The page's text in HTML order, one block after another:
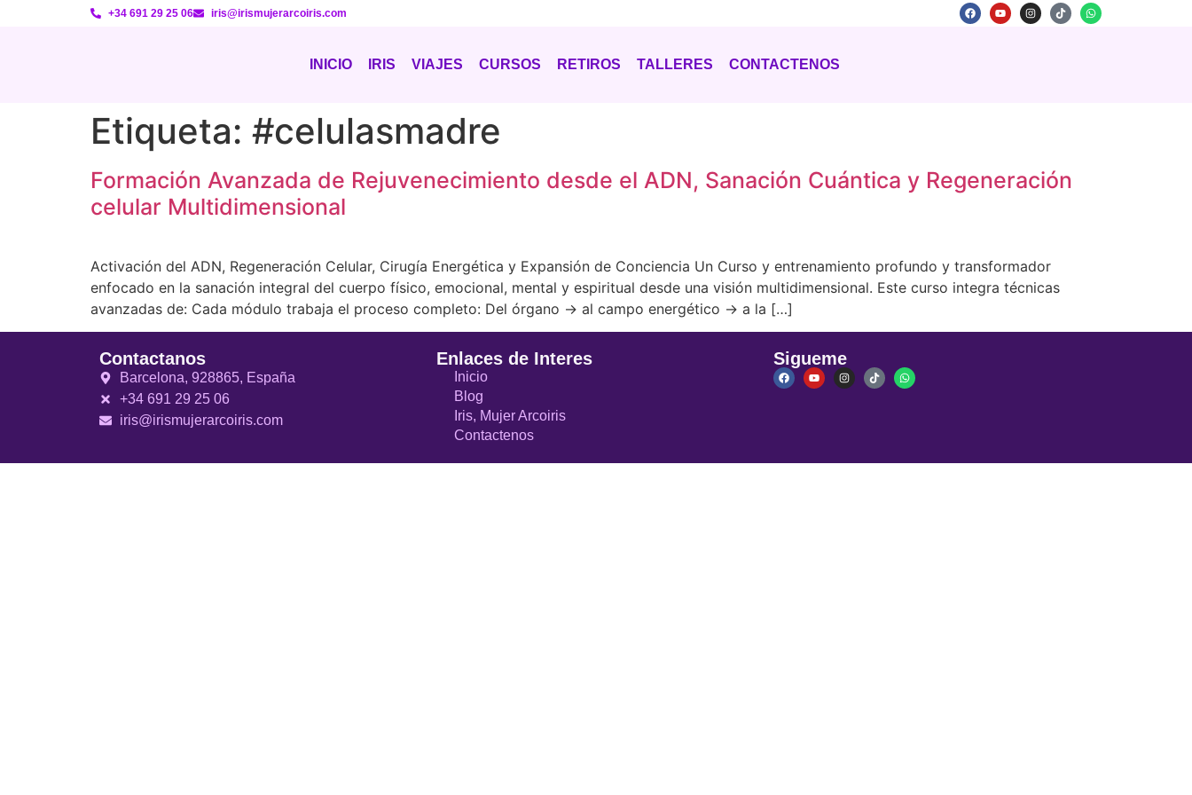
+34 691 29 25 06 iris@irismujerarcoiris.com
INICIO IRIS VIAJES CURSOS RETIROS TALLERES CONTACTENOS
Etiqueta: #celulasmadre
Formación Avanzada de Rejuvenecimiento desde el ADN, Sanación Cuántica y Regeneración
celular Multidimensional
Activación del ADN, Regeneración Celular, Cirugía Energética y Expansión de Conciencia Un Curso y entrenamiento profundo y transformador
enfocado en la sanación integral del cuerpo físico, emocional, mental y espiritual desde una visión multidimensional. Este curso integra técnicas
avanzadas de: Cada módulo trabaja el proceso completo: Del órgano → al campo energético → a la […]
Contactanos
Barcelona, 928865, España
+34 691 29 25 06
iris@irismujerarcoiris.com
Enlaces de Interes
Inicio
Blog
Iris, Mujer Arcoiris
Contactenos
Sigueme